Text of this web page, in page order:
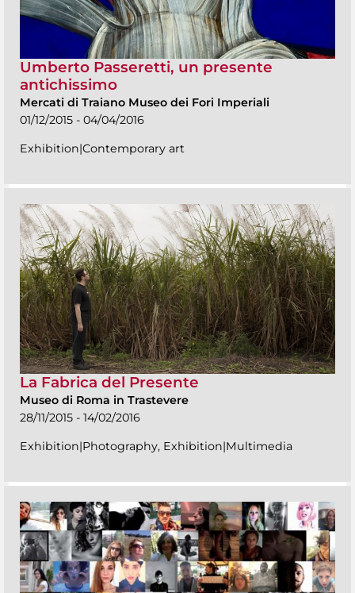
Umberto Passeretti, un presente
antichissimo
Mercati di Traiano Museo dei Fori Imperiali
01/12/2015 - 04/04/2016
Exhibition|Contemporary art
La Fabrica del Presente
Museo di Roma in Trastevere
28/11/2015 - 14/02/2016
Exhibition|Photography, Exhibition|Multimedia